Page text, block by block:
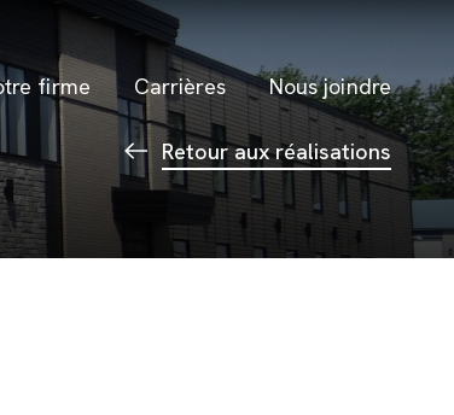
firme Carrières Nous joindre
Retour aux réalisations